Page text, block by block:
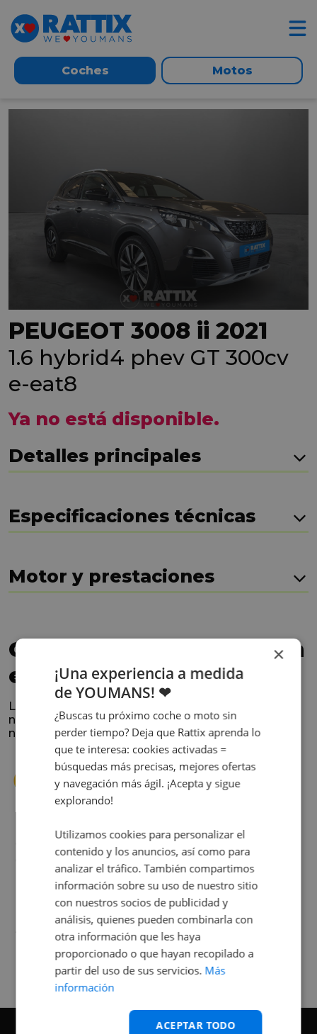
Coches Motos
PEUGEOT 3008 ii 2021
1.6 hybrid4 phev GT 300cv
e-eat8
Ya no está disponible.
Detalles principales
Especificaciones técnicas
Motor y prestaciones
Confía en los que nos han
elegido
La satisfacción y la experiencia de los clientes es
nuestra prioridad. Lee lo que opinan y conoce
nuestra historia.
Cuando decidí vender mi coche busqué
diferentes empresas donde hacerlo y la que
me dio más confianza fue Rattix, por las
buenas (y tantas) reseñas que tienen.
Realmente la experiencia ha sido muy
buena, Carolina ha sido siempre muy atenta
y profesional. Finalmente mi hermana se
queda el coche, pero no puedo más que
recomendar el buen trato desde el primer
hasta el último momento.
Judit Sorribes
×
¡Una experiencia a medida
de YOUMANS! ❤
¿Buscas tu próximo coche o moto sin
perder tiempo? Deja que Rattix aprenda lo
que te interesa: cookies activadas =
búsquedas más precisas, mejores ofertas
y navegación más ágil. ¡Acepta y sigue
explorando!
Utilizamos cookies para personalizar el
contenido y los anuncios, así como para
analizar el tráfico. También compartimos
información sobre su uso de nuestro sitio
con nuestros socios de publicidad y
análisis, quienes pueden combinarla con
otra información que les haya
proporcionado o que hayan recopilado a
partir del uso de sus servicios. Más
información
ACEPTAR TODO